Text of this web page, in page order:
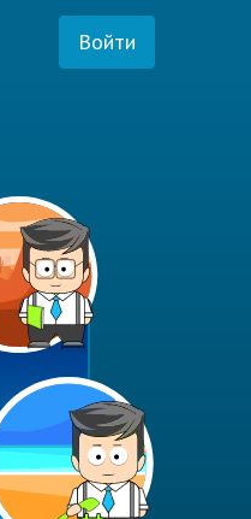
Войти